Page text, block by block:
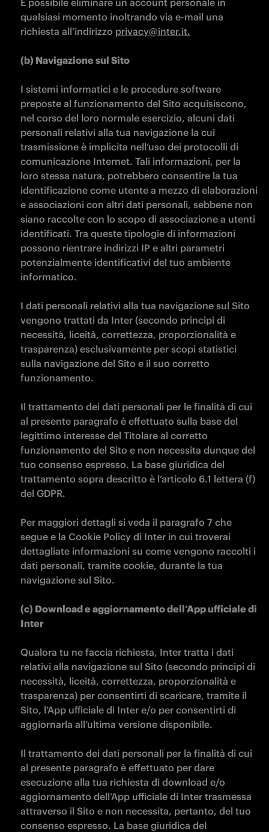
È possibile eliminare un account personale in
qualsiasi momento inoltrando via e-mail una
richiesta all’indirizzo privacy@inter.it.
(b) Navigazione sul Sito
I sistemi informatici e le procedure software
preposte al funzionamento del Sito acquisiscono,
nel corso del loro normale esercizio, alcuni dati
personali relativi alla tua navigazione la cui
trasmissione è implicita nell’uso dei protocolli di
comunicazione Internet. Tali informazioni, per la
loro stessa natura, potrebbero consentire la tua
identificazione come utente a mezzo di elaborazioni
e associazioni con altri dati personali, sebbene non
siano raccolte con lo scopo di associazione a utenti
identificati. Tra queste tipologie di informazioni
possono rientrare indirizzi IP e altri parametri
potenzialmente identificativi del tuo ambiente
informatico.
I dati personali relativi alla tua navigazione sul Sito
vengono trattati da Inter (secondo principi di
necessità, liceità, correttezza, proporzionalità e
trasparenza) esclusivamente per scopi statistici
sulla navigazione del Sito e il suo corretto
funzionamento.
Il trattamento dei dati personali per le finalità di cui
al presente paragrafo è effettuato sulla base del
legittimo interesse del Titolare al corretto
funzionamento del Sito e non necessita dunque del
tuo consenso espresso. La base giuridica del
trattamento sopra descritto è l’articolo 6.1 lettera (f)
del GDPR.
Per maggiori dettagli si veda il paragrafo 7 che
segue e la Cookie Policy di Inter in cui troverai
dettagliate informazioni su come vengono raccolti i
dati personali, tramite cookie, durante la tua
navigazione sul Sito.
(c) Download e aggiornamento dell’App ufficiale di
Inter
Qualora tu ne faccia richiesta, Inter tratta i dati
relativi alla navigazione sul Sito (secondo principi di
necessità, liceità, correttezza, proporzionalità e
trasparenza) per consentirti di scaricare, tramite il
Sito, l’App ufficiale di Inter e/o per consentirti di
aggiornarla all’ultima versione disponibile.
Il trattamento dei dati personali per la finalità di cui
al presente paragrafo è effettuato per dare
esecuzione alla tua richiesta di download e/o
aggiornamento dell’App ufficiale di Inter trasmessa
attraverso il Sito e non necessita, pertanto, del tuo
consenso espresso. La base giuridica del